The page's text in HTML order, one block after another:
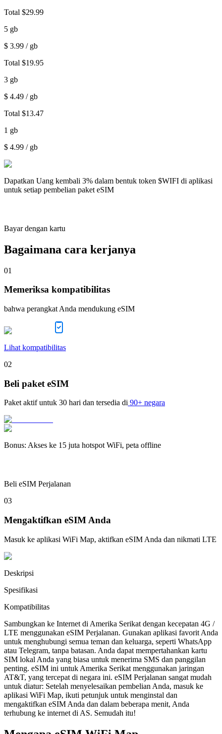
Total $29.99
5 gb
$ 3.99 / gb
Total $19.95
3 gb
$ 4.49 / gb
Total $13.47
1 gb
$ 4.99 / gb
Dapatkan Uang kembali 3% dalam bentuk token $WIFI di aplikasi
untuk setiap pembelian paket eSIM
Bayar dengan kartu
Bagaimana cara kerjanya
01
Memeriksa kompatibilitas
bahwa perangkat Anda mendukung eSIM
Lihat kompatibilitas
02
Beli paket eSIM
Paket aktif untuk 30 hari dan tersedia di 90+ negara
Bonus: Akses ke 15 juta hotspot WiFi, peta offline
Beli eSIM Perjalanan
03
Mengaktifkan eSIM Anda
Masuk ke aplikasi WiFi Map, aktifkan eSIM Anda dan nikmati LTE
Deskripsi
Spesifikasi
Kompatibilitas
Sambungkan ke Internet di Amerika Serikat dengan kecepatan 4G /
LTE menggunakan eSIM Perjalanan. Gunakan aplikasi favorit Anda
untuk menghubungi semua teman dan keluarga, seperti WhatsApp
atau Telegram, tanpa batasan. Anda dapat mempertahankan kartu
SIM lokal Anda yang biasa untuk menerima SMS dan panggilan
penting. eSIM ini untuk Amerika Serikat menggunakan jaringan
AT&T, yang tercepat di negara ini. eSIM Perjalanan sangat mudah
untuk diatur: Setelah menyelesaikan pembelian Anda, masuk ke
aplikasi WiFi Map, ikuti petunjuk untuk menginstal dan
mengaktifkan eSIM Anda dan dalam beberapa menit, Anda
terhubung ke internet di AS. Semudah itu!